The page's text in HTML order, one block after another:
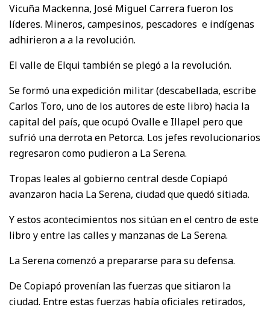
Vicuña Mackenna, José Miguel Carrera fueron los
líderes. Mineros, campesinos, pescadores e indígenas
adhirieron a a la revolución.
El valle de Elqui también se plegó a la revolución.
Se formó una expedición militar (descabellada, escribe
Carlos Toro, uno de los autores de este libro) hacia la
capital del país, que ocupó Ovalle e Illapel pero que
sufrió una derrota en Petorca. Los jefes revolucionarios
regresaron como pudieron a La Serena.
Tropas leales al gobierno central desde Copiapó
avanzaron hacia La Serena, ciudad que quedó sitiada.
Y estos acontecimientos nos sitúan en el centro de este
libro y entre las calles y manzanas de La Serena.
La Serena comenzó a prepararse para su defensa.
De Copiapó provenían las fuerzas que sitiaron la
ciudad. Entre estas fuerzas había oficiales retirados,